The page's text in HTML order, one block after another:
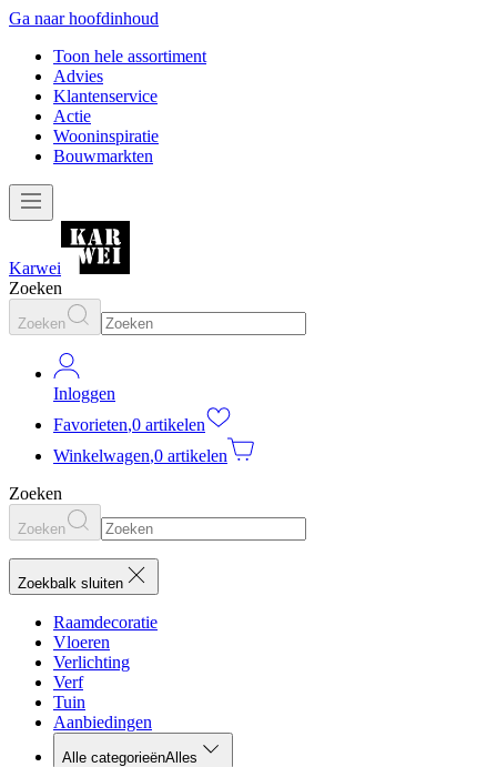
Ga naar hoofdinhoud
Toon hele assortiment
Advies
Klantenservice
Actie
Wooninspiratie
Bouwmarkten
Karwei
Zoeken
Zoeken
Inloggen
Favorieten,0 artikelen
Winkelwagen,0 artikelen
Zoeken
Zoeken
Zoekbalk sluiten
Raamdecoratie
Vloeren
Verlichting
Verf
Tuin
Aanbiedingen
Alle categorieënAlles